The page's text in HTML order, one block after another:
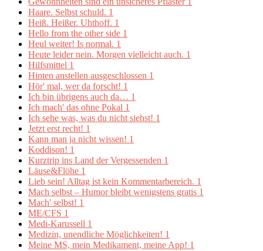
Haare. Selbst schuld. 1
Heiß. Heißer. Uhthoff. 1
Hello from the other side 1
Heul weiter! Is normal. 1
Heute leider nein. Morgen vielleicht auch. 1
Hilfsmittel 1
Hinten anstellen ausgeschlossen 1
Hör' mal, wer da forscht! 1
Ich bin übrigens auch da… 1
Ich mach' das ohne Pokal 1
Ich sehe was, was du nicht siehst! 1
Jetzt erst recht! 1
Kann man ja nicht wissen! 1
Koddison! 1
Kurztrip ins Land der Vergessenden 1
Läuse&Flöhe 1
Lieb sein! Alltag ist kein Kommentarbereich. 1
Mach selbst – Humor bleibt wenigstens gratis 1
Mach' selbst! 1
ME/CFS 1
Medi-Karussell 1
Medizin, unendliche Möglichkeiten! 1
Meine MS, mein Medikament, meine App! 1